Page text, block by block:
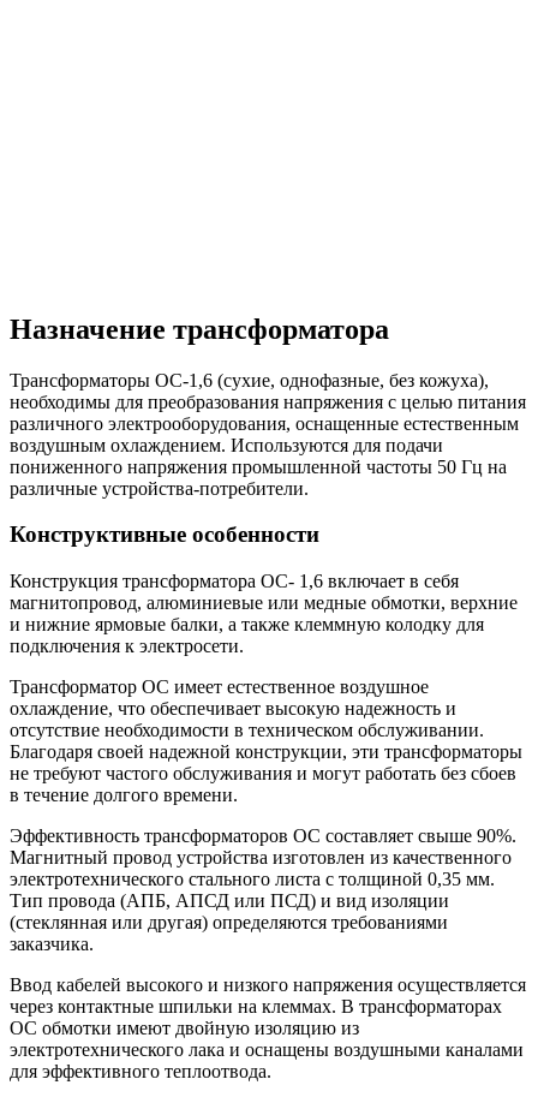
Назначение трансформатора
Трансформаторы ОС-1,6 (сухие, однофазные, без кожуха),
необходимы для преобразования напряжения с целью питания
различного электрооборудования, оснащенные естественным
воздушным охлаждением. Используются для подачи
пониженного напряжения промышленной частоты 50 Гц на
различные устройства-потребители.
Конструктивные особенности
Конструкция трансформатора OC- 1,6 включает в себя
магнитопровод, алюминиевые или медные обмотки, верхние
и нижние ярмовые балки, а также клеммную колодку для
подключения к электросети.
Трансформатор ОС имеет естественное воздушное
охлаждение, что обеспечивает высокую надежность и
отсутствие необходимости в техническом обслуживании.
Благодаря своей надежной конструкции, эти трансформаторы
не требуют частого обслуживания и могут работать без сбоев
в течение долгого времени.
Эффективность трансформаторов ОС составляет свыше 90%.
Магнитный провод устройства изготовлен из качественного
электротехнического стального листа с толщиной 0,35 мм.
Тип провода (АПБ, АПСД или ПСД) и вид изоляции
(стеклянная или другая) определяются требованиями
заказчика.
Ввод кабелей высокого и низкого напряжения осуществляется
через контактные шпильки на клеммах. В трансформаторах
OC обмотки имеют двойную изоляцию из
электротехнического лака и оснащены воздушными каналами
для эффективного теплоотвода.